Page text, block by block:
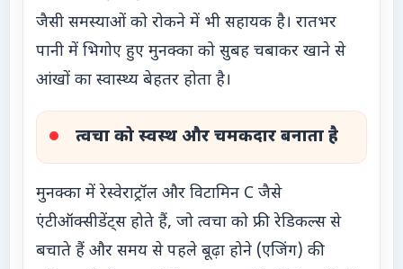
जैसी समस्याओं को रोकने में भी सहायक है। रातभर
पानी में भिगोए हुए मुनक्का को सुबह चबाकर खाने से
आंखों का स्वास्थ्य बेहतर होता है।
त्वचा को स्वस्थ और चमकदार बनाता है
मुनक्का में रेस्वेराट्रॉल और विटामिन C जैसे
एंटीऑक्सीडेंट्स होते हैं, जो त्वचा को फ्री रेडिकल्स से
बचाते हैं और समय से पहले बूढ़ा होने (एजिंग) की